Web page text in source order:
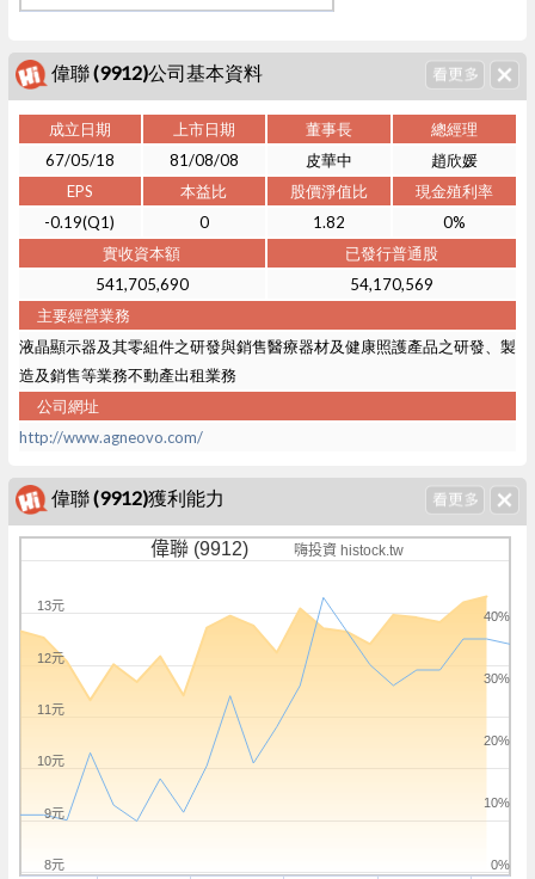
偉聯 (9912)公司基本資料
成立日期 上市日期 董事長
總經理
67/05/18
81/08/08 皮華中
趙欣媛
EPS
本益比 股價淨值比
現金殖利率
-0.19(Q1)
0 1.82
0%
實收資本額
已發行普通股
541,705,690
54,170,569
主要經營業務
液晶顯示器及其零組件之研發與銷售醫療器材及健康照護產品之研發、製
造及銷售等業務不動產出租業務
公司網址
http://www.agneovo.com/
偉聯 (9912)獲利能力
偉聯 (9912) 嗨投資 histock.tw
0%
10%
20%
30%
40%
8元
9元
10元
11元
12元
13元